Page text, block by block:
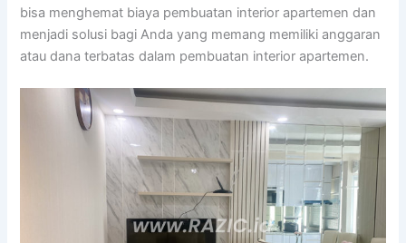
bisa menghemat biaya pembuatan interior apartemen dan
menjadi solusi bagi Anda yang memang memiliki anggaran
atau dana terbatas dalam pembuatan interior apartemen.